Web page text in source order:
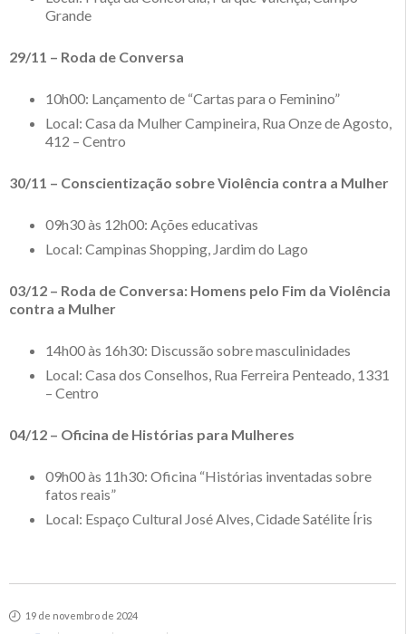
Grande
29/11 – Roda de Conversa
10h00: Lançamento de “Cartas para o Feminino”
Local: Casa da Mulher Campineira, Rua Onze de Agosto,
412 – Centro
30/11 – Conscientização sobre Violência contra a Mulher
09h30 às 12h00: Ações educativas
Local: Campinas Shopping, Jardim do Lago
03/12 – Roda de Conversa: Homens pelo Fim da Violência
contra a Mulher
14h00 às 16h30: Discussão sobre masculinidades
Local: Casa dos Conselhos, Rua Ferreira Penteado, 1331
– Centro
04/12 – Oficina de Histórias para Mulheres
09h00 às 11h30: Oficina “Histórias inventadas sobre
fatos reais”
Local: Espaço Cultural José Alves, Cidade Satélite Íris
19 de novembro de 2024